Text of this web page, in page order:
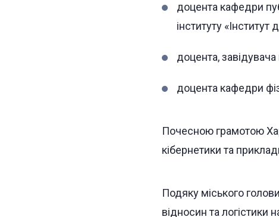
доцента кафедри
інституту
доцента,
доцента кафедри
Почесною грамотою
кібернетики та
Подяку міського
відносин та логістики